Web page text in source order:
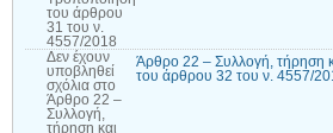
του άρθρου
31 του ν.
4557/2018
Δεν έχουν
υποβληθεί
σχόλια στο
Άρθρο 22 –
Συλλογή,
τήρηση και
Άρθρο 22 – Συλλογή, τήρηση
του άρθρου 32 του ν. 4557/